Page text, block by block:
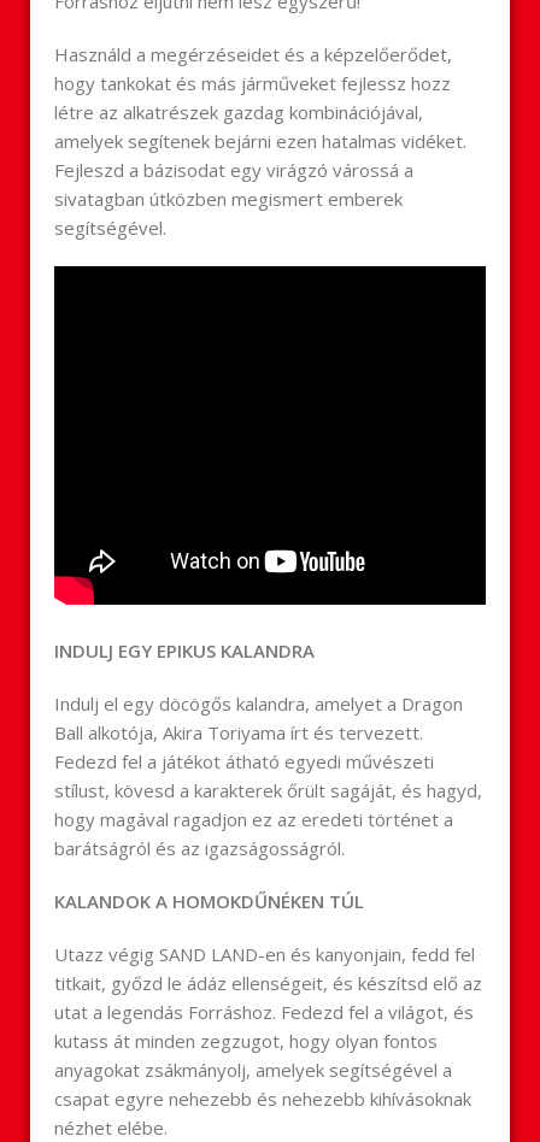
Használd a megérzéseidet és a képzelőerődet,
hogy tankokat és más járműveket fejlessz hozz
létre az alkatrészek gazdag kombinációjával,
amelyek segítenek bejárni ezen hatalmas vidéket.
Fejleszd a bázisodat egy virágzó várossá a
sivatagban útközben megismert emberek
segítségével.
INDULJ EGY EPIKUS KALANDRA
Indulj el egy döcögős kalandra, amelyet a Dragon
Ball alkotója, Akira Toriyama írt és tervezett.
Fedezd fel a játékot átható egyedi művészeti
stílust, kövesd a karakterek őrült sagáját, és hagyd,
hogy magával ragadjon ez az eredeti történet a
barátságról és az igazságosságról.
KALANDOK A HOMOKDŰNÉKEN TÚL
Utazz végig SAND LAND-en és kanyonjain, fedd fel
titkait, győzd le ádáz ellenségeit, és készítsd elő az
utat a legendás Forráshoz. Fedezd fel a világot, és
kutass át minden zegzugot, hogy olyan fontos
anyagokat zsákmányolj, amelyek segítségével a
csapat egyre nehezebb és nehezebb kihívásoknak
nézhet elébe.